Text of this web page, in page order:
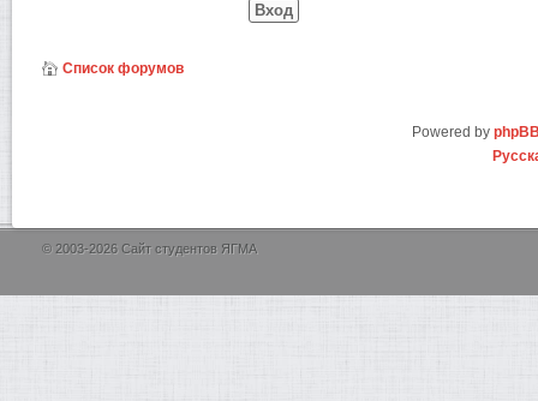
Список форумов
Powered by
© 2003-2026 Сайт студентов ЯГМА